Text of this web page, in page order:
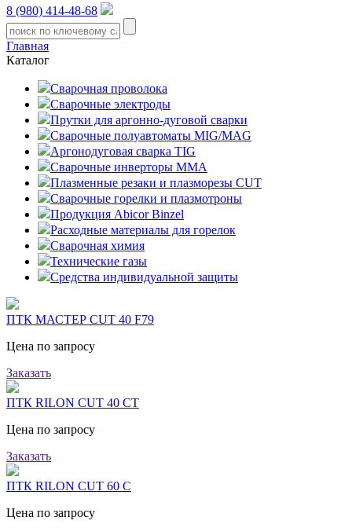
8 (980) 414-48-68
Главная
Каталог
Сварочная проволока
Сварочные электроды
Прутки для аргонно-дуговой сварки
Сварочные полуавтоматы MIG/MAG
Аргонодуговая сварка TIG
Сварочные инверторы MMA
Плазменные резаки и плазморезы CUT
Сварочные горелки и плазмотроны
Продукция Abicor Binzel
Расходные материалы для горелок
Сварочная химия
Технические газы
Средства индивидуальной защиты
ПТК МАСТЕР CUT 40 F79
Цена по запросу
Заказать
ПТК RILON CUT 40 СT
Цена по запросу
Заказать
ПТК RILON CUT 60 С
Цена по запросу